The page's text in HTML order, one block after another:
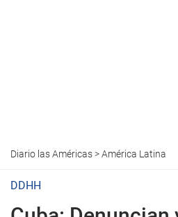
Diario las Américas>América Latina
DDHH